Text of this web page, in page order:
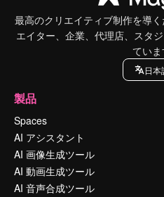
最高のクリエイティブ制作を導
エイター、企業、代理店、スタ
ていま
日本
製品
Spaces
AI アシスタント
AI 画像生成ツール
AI 動画生成ツール
AI 音声合成ツール